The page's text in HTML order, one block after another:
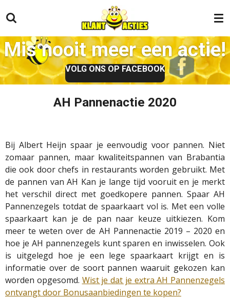
direct
naar
de
hoofdinhoud
Mis nooit meer een actie!
VOLG ONS OP FACEBOOK
AH Pannenactie 2020
Bij Albert Heijn spaar je eenvoudig voor pannen. Niet
zomaar pannen, maar kwaliteitspannen van Brabantia
die ook door chefs in restaurants worden gebruikt. Met
de pannen van AH Kan je lange tijd vooruit en je merkt
het verschil direct met goedkopere pannen. Spaar AH
Pannenzegels totdat de spaarkaart vol is. Met een volle
spaarkaart kan je de pan naar keuze uitkiezen. Kom
meer te weten over de AH Pannenactie 2019 – 2020 en
hoe je AH pannenzegels kunt sparen en inwisselen. Ook
is uitgelegd hoe je een lege spaarkaart krijgt en is
informatie over de soort pannen waaruit gekozen kan
worden opgesomd. Wist je dat je extra AH Pannenzegels
ontvangt door Bonusaanbiedingen te kopen?